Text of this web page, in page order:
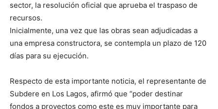
sector, la resolución oficial que aprueba el traspaso de
recursos.
Inicialmente, una vez que las obras sean adjudicadas a
una empresa constructora, se contempla un plazo de 120
días para su ejecución.
Respecto de esta importante noticia, el representante de
Subdere en Los Lagos, afirmó que “poder destinar
fondos a proyectos como este es muy importante para